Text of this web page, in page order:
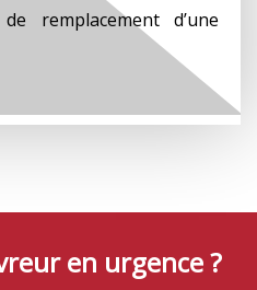
remplacement d’une
en urgence ?